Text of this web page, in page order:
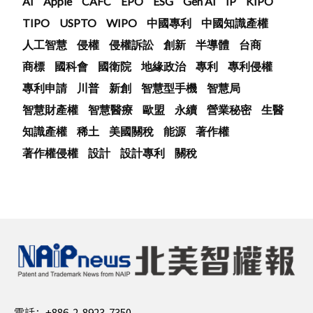
TIPO
USPTO WIPO 中國專利
中國知識產權
人工智慧
侵權 侵權訴訟 創新 半導體
台商
商標
國科會 國衛院 地緣政治 專利
專利侵權
專利申請
川普 新創 智慧型手機
智慧局
智慧財產權
智慧醫療 歐盟 永續 營業秘密
生醫
知識產權
稀土 美國關稅 能源
著作權
著作權侵權
設計 設計專利 關稅